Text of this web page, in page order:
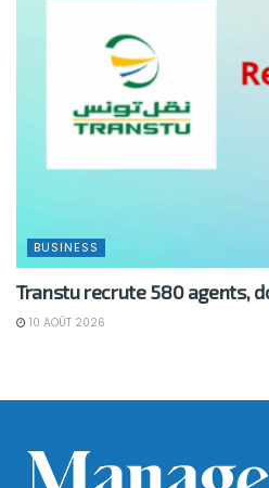
BUSINESS
Transtu recrute 580 agents,
10 AOÛT 2026